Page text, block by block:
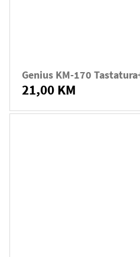
Genius KM-170
21,00 KM